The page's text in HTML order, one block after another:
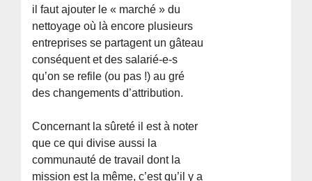
il faut ajouter le « marché » du
nettoyage où là encore plusieurs
entreprises se partagent un gâteau
conséquent et des salarié-e-s
qu’on se refile (ou pas !) au gré
des changements d’attribution.
Concernant la sûreté il est à noter
que ce qui divise aussi la
communauté de travail dont la
mission est la même, c’est qu’il y a